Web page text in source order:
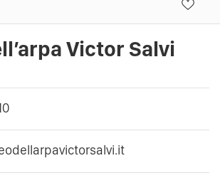
Victor Salvi